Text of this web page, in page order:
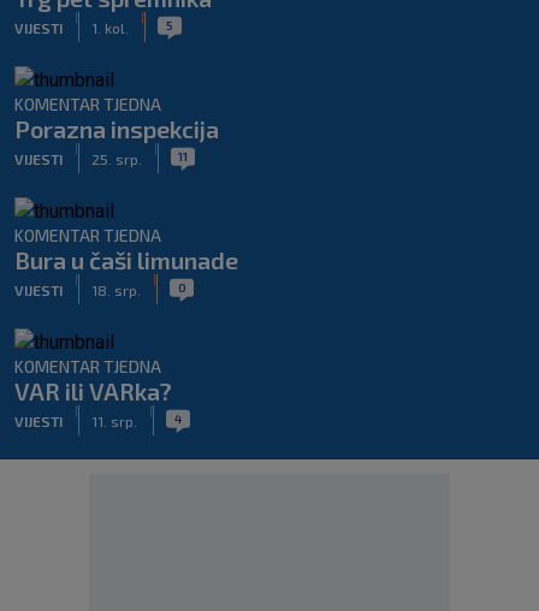
VIJESTI 1. kol. 5
KOMENTAR TJEDNA
Porazna inspekcija
VIJESTI 25. srp. 11
KOMENTAR TJEDNA
Bura u čaši limunade
VIJESTI 18. srp. 0
KOMENTAR TJEDNA
VAR ili VARka?
VIJESTI 11. srp. 4